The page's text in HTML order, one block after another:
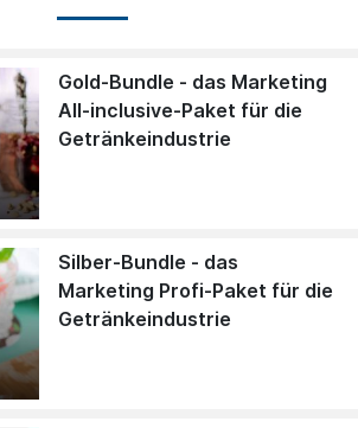
Gold-Bundle - das Marketing
All-inclusive-Paket für die
Getränkeindustrie
Silber-Bundle - das
Marketing Profi-Paket für die
Getränkeindustrie